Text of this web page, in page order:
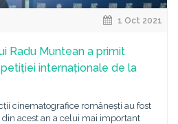
1 Oct 2021
Radu Muntean a primit
internaționale de la
cinematografice românești au fost
acest an a celui mai important